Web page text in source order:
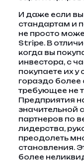
И даже если вы
стандартам и
не просто
Stripe. В
когда вы
инвестора, с
покупаете их
гораздо более
требующее не
Предприятия
значительной
партнеров по
лидерства,
преодолеть
становления.
более